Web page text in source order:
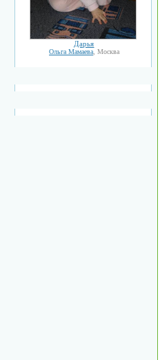
Дарья
Ольга Мамаева, Москва